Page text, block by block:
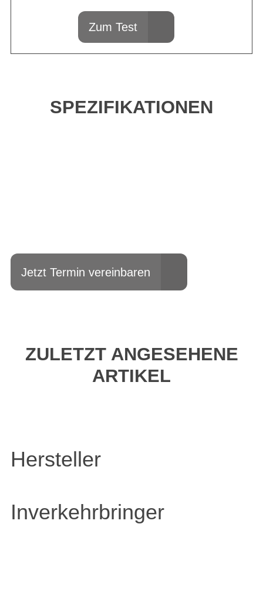
Zum Test
SPEZIFIKATIONEN
Jetzt Termin vereinbaren
ZULETZT ANGESEHENE
ARTIKEL
Hersteller
Inverkehrbringer